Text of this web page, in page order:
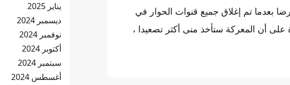
بعدما تم إغلاق جميع قنوات الحوار في
أن المعركة ستأخذ منى أكثر تصعيدا ،
يناير 2025
ديسمبر 2024
نوفمبر 2024
أكتوبر 2024
سبتمبر 2024
أغسطس 2024